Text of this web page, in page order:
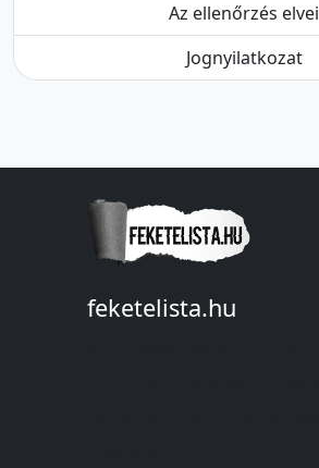
Az ellenőrzés elvei
Jognyilatkozat
feketelista.hu